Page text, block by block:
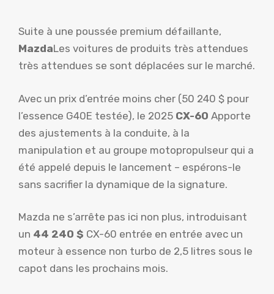
Suite à une poussée premium défaillante,
MazdaLes voitures de produits très attendues
très attendues se sont déplacées sur le marché.
Avec un prix d’entrée moins cher (50 240 $ pour
l’essence G40E testée), le 2025 CX-60 Apporte
des ajustements à la conduite, à la
manipulation et au groupe motopropulseur qui a
été appelé depuis le lancement – espérons-le
sans sacrifier la dynamique de la signature.
Mazda ne s’arrête pas ici non plus, introduisant
un 44 240 $ CX-60 entrée en entrée avec un
moteur à essence non turbo de 2,5 litres sous le
capot dans les prochains mois.